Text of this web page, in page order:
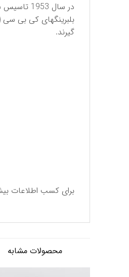
در سال 1953 تاسیس شد و از بدو تاسیس تا كنون با ارائه بهترین كیفیت در صنعت بلبرینگ كُره از تاریخچه ای بسیار غنی برخوردار است.
گیرند.
برای كسب اطلاعات
محصولات مشابه